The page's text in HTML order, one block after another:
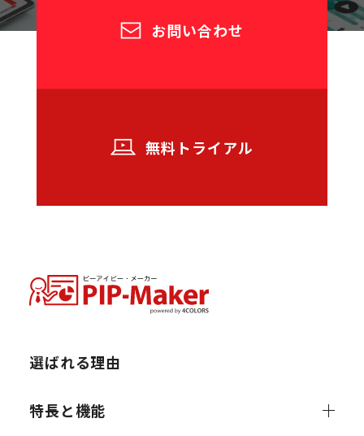
お問い合わせ
無料トライアル
選ばれる理由
特長と機能